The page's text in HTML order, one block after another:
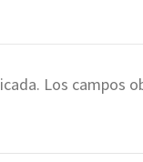
Los campos